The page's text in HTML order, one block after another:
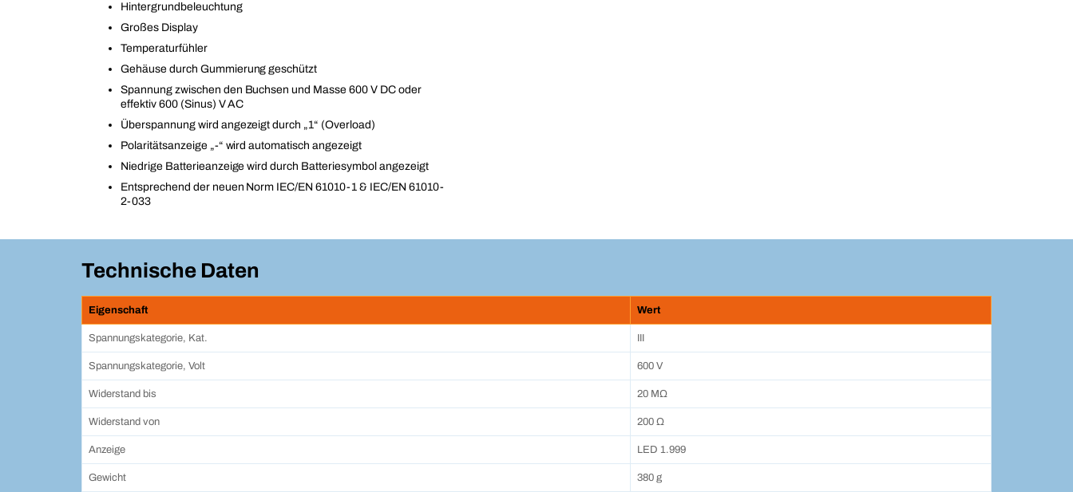
Hintergrundbeleuchtung
Großes Display
Temperaturfühler
Gehäuse durch Gummierung geschützt
Spannung zwischen den Buchsen und Masse 600 V DC oder
effektiv 600 (Sinus) V AC
Überspannung wird angezeigt durch „1“ (Overload)
Polaritätsanzeige „-“ wird automatisch angezeigt
Niedrige Batterieanzeige wird durch Batteriesymbol angezeigt
Entsprechend der neuen Norm IEC/EN 61010-1 & IEC/EN 61010-
2-033
Technische Daten
Eigenschaft Wert
Spannungskategorie, Kat.
Spannungskategorie, Volt 600 V
Widerstand bis 20 MΩ
Widerstand von 200 Ω
Anzeige LED 1.999
Gewicht 380 g